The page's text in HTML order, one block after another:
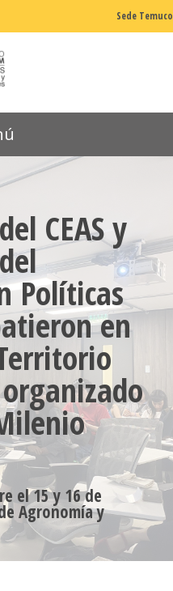
Sede Temuco
CEAS y
Políticas
en
el 15 y 16 de
Agronomía y